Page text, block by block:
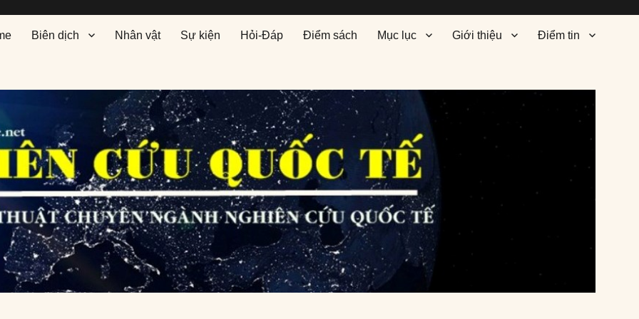
Biên dịch Nhân vật Sự kiện Hỏi-Đáp Điểm sách Mục lục Giới thiệu Điểm tin